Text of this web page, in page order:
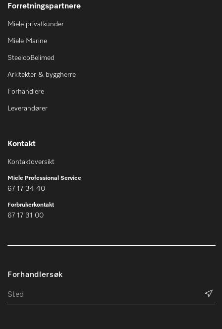
Forretningspartnere
Miele privatkunder
Miele Marine
SteelcoBelimed
Arkitekter & byggherre
Forhandlere
Leverandører
Kontakt
Kontaktoversikt
Miele Professional Service
67 17 34 40
Forbrukerkontakt
67 17 31 00
Forhandlersøk